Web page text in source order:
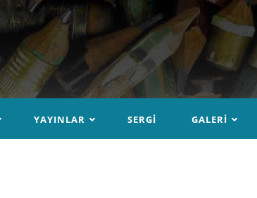
YAYINLAR SERGI GALERI